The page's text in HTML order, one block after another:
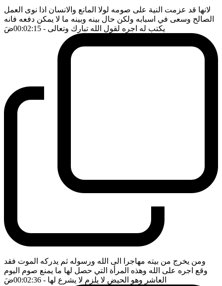
لانها قد عزمت النية على صومه لولا المانع والانسان اذا نوى العمل
الصالح وسعى في اسبابه ولكن حال بينه وبينه ما لا يمكن دفعه فانه
يكتب له اجره لقول الله تبارك وتعالى - 00:02:15 ضَ
ومن يخرج من بيته مهاجرا الى الله ورسوله ثم يدركه الموت فقد
وقع اجره على الله وهذه المرأة التي حصل لها ما يمنع صوم اليوم
العاشر وهو الحيض لا يلزم لا يشرع لها - 00:02:36 ضَ